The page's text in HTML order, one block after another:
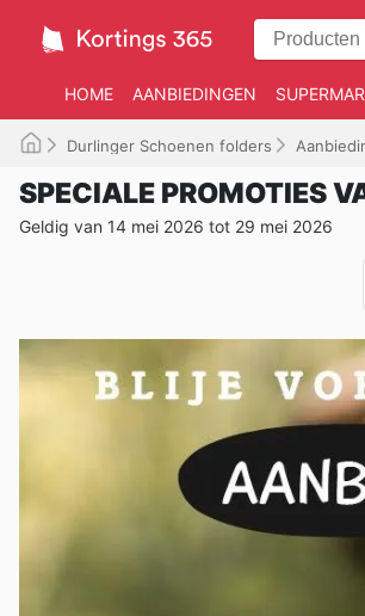
HOME AANBIEDINGEN
Durlinger Schoenen folders
SPECIALE PROMOTIES
Geldig van 14 mei 2026 tot 29 mei 2026